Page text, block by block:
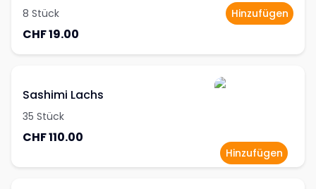
8 Stück
CHF 19.00
Hinzufügen
Sashimi Lachs
35 Stück
CHF 110.00
Hinzufügen